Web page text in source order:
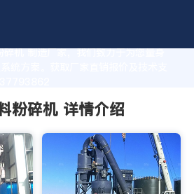
机 制造厂家，我们致力于为您量身
统方案。获取厂家直销报价及技术支
粉碎机 详情介绍